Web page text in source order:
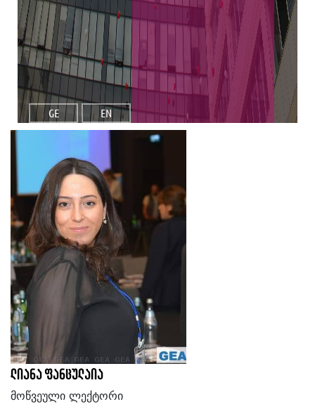
GE EN
ლიანა ფანცულაია
მოწვეული ლექტორი